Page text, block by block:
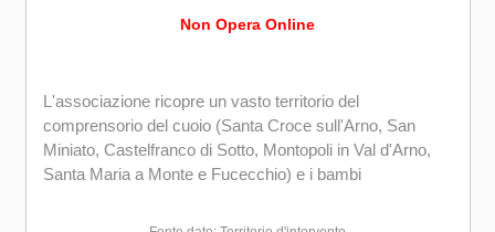
Non Opera Online
L'associazione ricopre un vasto territorio del
comprensorio del cuoio (Santa Croce sull'Arno, San
Miniato, Castelfranco di Sotto, Montopoli in Val d'Arno,
Santa Maria a Monte e Fucecchio) e i bambi